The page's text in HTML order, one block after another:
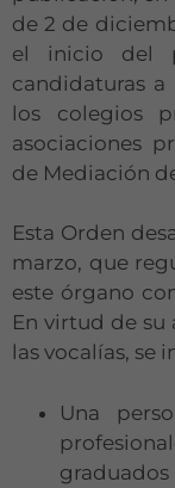
de 2 de
el inicio del
candidaturas a
los colegios
asociaciones
de Mediación
Esta Orden
marzo, que
este órgano
En virtud de su
las vocalías, se
Una